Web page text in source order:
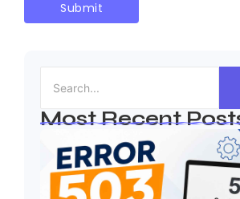
Most Recent